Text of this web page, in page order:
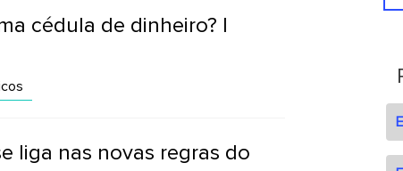
cédula de dinheiro? |
liga nas novas regras do